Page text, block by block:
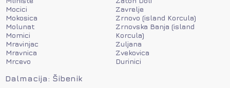
Mocici
Mokosica
Molunat
Momici
Mravinjac
Mravnica
Mrcevo
Zavrelje
Zrnovo (island Korcula)
Zrnovska Banja (island
Korcula)
Zuljana
Zvekovica
Durinici
Dalmacija: Šibenik